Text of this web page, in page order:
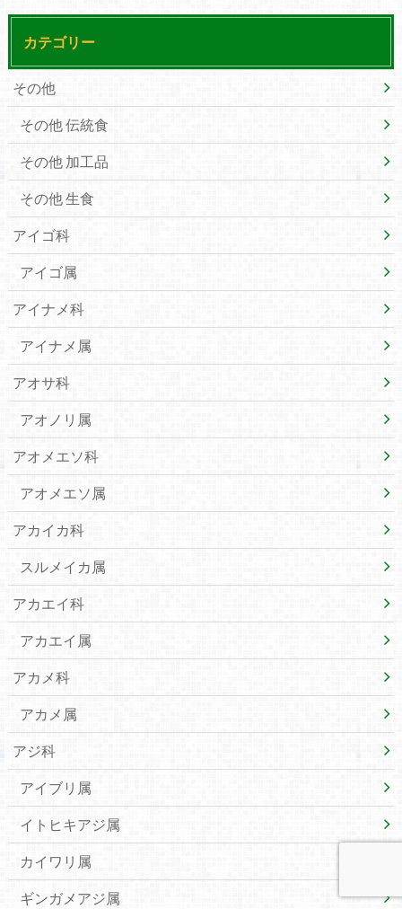
カテゴリー
その他
その他 伝統食
その他 加工品
その他 生食
アイゴ科
アイゴ属
アイナメ科
アイナメ属
アオサ科
アオノリ属
アオメエソ科
アオメエソ属
アカイカ科
スルメイカ属
アカエイ科
アカエイ属
アカメ科
アカメ属
アジ科
アイブリ属
イトヒキアジ属
カイワリ属
ギンガメアジ属